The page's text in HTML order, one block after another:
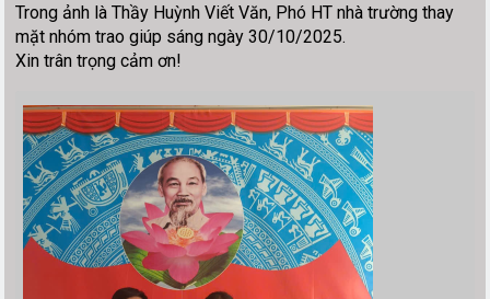
Trong ảnh là Thầy Huỳnh Viết Văn, Phó HT nhà trường thay
mặt nhóm trao giúp sáng ngày 30/10/2025.
Xin trân trọng cảm ơn!